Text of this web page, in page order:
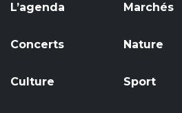
L’agenda
Concerts
Culture
Marchés
Nature
Sport